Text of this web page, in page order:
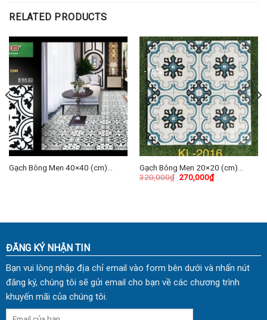
RELATED PRODUCTS
Gạch Bông Men 40×40 (cm)
-16%
Gạch Bông Men 20×20 (cm)
TDKL-2016
320,000₫ 270,000₫
ĐĂNG KÝ NHẬN TIN
Bạn vui lòng nhập địa chỉ email vào form bên dưới và nhấn nút
đăng ký, chúng tôi sẽ gửi email cho bạn về các chương trình
khuyến mãi của chúng tôi.